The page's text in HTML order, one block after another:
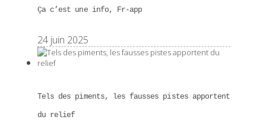
Ça c’est une info, Fr-app
24 juin 2025
Tels des piments, les fausses pistes apportent
du relief